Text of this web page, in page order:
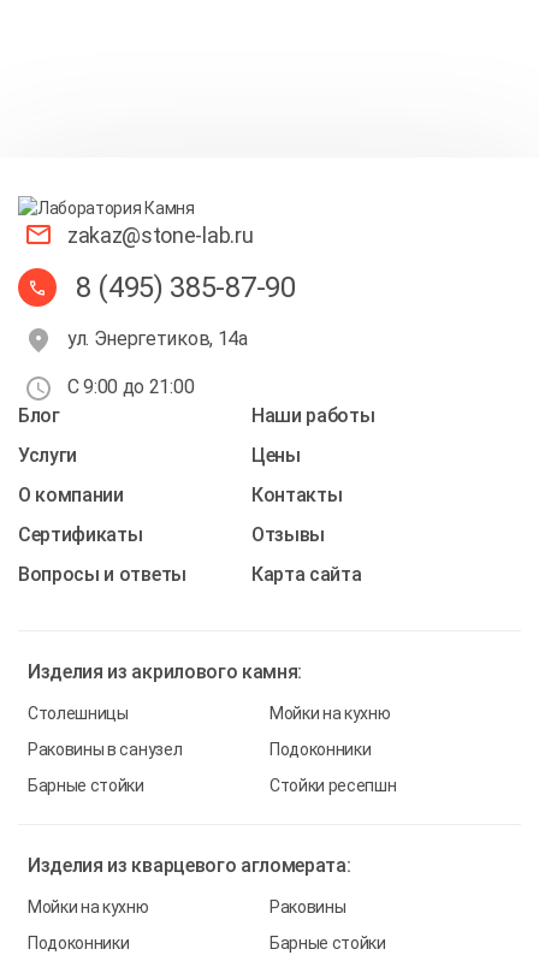
zakaz@stone-lab.ru
8 (495) 385-87-90
ул. Энергетиков, 14а
С 9:00 до 21:00
Блог
Наши работы
Услуги
Цены
О компании
Контакты
Cертификаты
Отзывы
Вопросы и ответы
Карта сайта
Изделия из акрилового камня:
Столешницы
Мойки на кухню
Раковины в санузел
Подоконники
Барные стойки
Стойки ресепшн
Изделия из кварцевого агломерата:
Мойки на кухню
Раковины
Подоконники
Барные стойки